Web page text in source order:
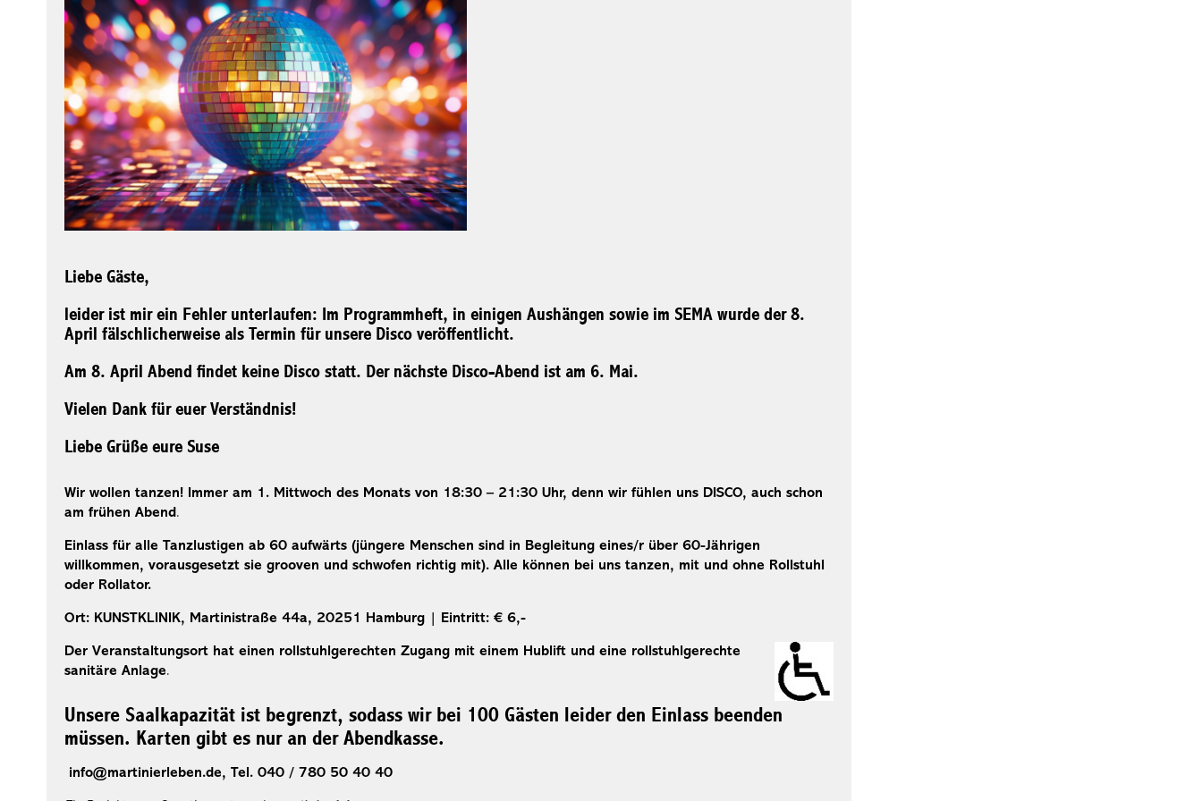
Liebe Gäste,
leider ist mir ein Fehler unterlaufen: Im Programmheft, in einigen Aushängen sowie im SEMA wurde der 8.
April fälschlicherweise als Termin für unsere Disco veröffentlicht.
Am 8. April Abend findet keine Disco statt. Der nächste Disco-Abend ist am 6. Mai.
Vielen Dank für euer Verständnis!
Liebe Grüße eure Suse
Wir wollen tanzen! Immer am 1. Mittwoch des Monats von 18:30 – 21:30 Uhr, denn wir fühlen uns DISCO, auch schon
am frühen Abend .
Einlass für alle Tanzlustigen ab 60 aufwärts (jüngere Menschen sind in Begleitung eines/r über 60-Jährigen
willkommen, vorausgesetzt sie grooven und schwofen richtig mit). Alle können bei uns tanzen, mit und ohne Rollstuhl
oder Rollator.
Ort: KUNSTKLINIK, Martinistraße 44a, 20251 Hamburg | Eintritt: € 6,-
Der Veranstaltungsort hat einen rollstuhlgerechten Zugang mit einem Hublift und eine rollstuhlgerechte
sanitäre Anlage.
Unsere Saalkapazität ist begrenzt, sodass wir bei 100 Gästen leider den Einlass beenden
müssen. Karten gibt es nur an der Abendkasse.
info@martinierleben.de, Tel. 040 / 780 50 40 40